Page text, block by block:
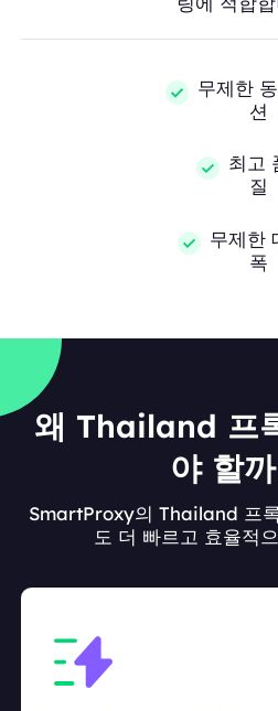
무제한
션
최고
질
무제한
폭
왜 Thailand 프
야 할
SmartProxy의 Thailand 프
도 더 빠르고 효율적